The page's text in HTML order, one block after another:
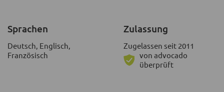
Sprachen
Deutsch, Englisch,
Französisch
Zulassung
Zugelassen seit 2011
von advocado
überprüft